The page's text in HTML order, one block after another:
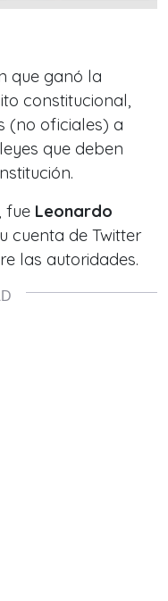
que ganó la
constitucional,
(no oficiales) a
que deben
fue Leonardo
cuenta de Twitter
las autoridades.